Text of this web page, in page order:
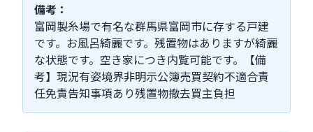
備考：
富岡製糸場で有名な群馬県富岡市に存する戸建
です。お風呂綺麗です。残置物はありますが綺麗
な状態です。空き家につき内覧可能です。【備
考】現況有姿境界非明示公簿売買契約不適合責
任免責告知事項あり残置物撤去買主負担